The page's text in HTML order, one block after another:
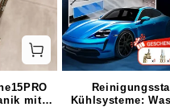
mit
Kühlsysteme: